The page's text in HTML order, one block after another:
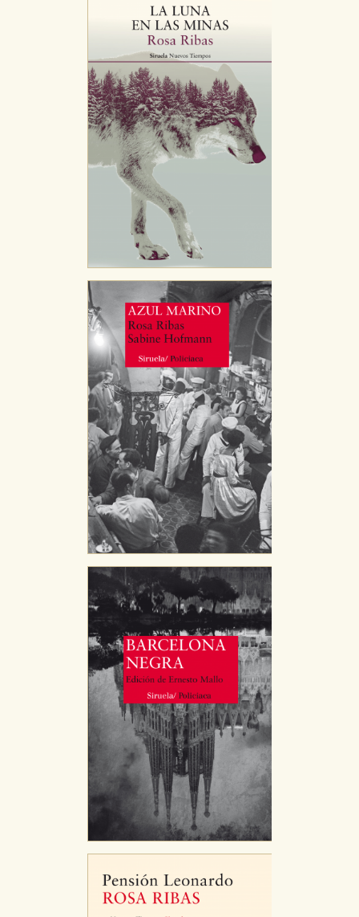
CONFIGURACIÓN DE COOKIES
HABILITAR TODO RECHAZAR TODO
Cookies necesarias
Estas cookies son necesarias para que nuestro sitio
web funcione y no es posible deshabilitarlas desde
nuestro sistema. Es posible hacerlo desde el
navegador, pero en ese caso es posible que algunas
áreas de nuestra web dejen de funcionar
Cookies de rendimiento y analíticas
Estas cookies se utilizan para mejorar su experiencia
de navegación y optimizar el funcionamiento de
nuestro sitio web. Almacenan configuraciones de
servicios para que no tenga que reconfigurarlos cada
vez que nos visita. La información es agregada y, por lo
tanto, es anónima.
Cookies de publicidad y redes sociales
Estas cookies son gestionadas por nuestros socios
publicitarios y se utilizan para mostrar publicidad
relevante para sus intereses en otros sitios. No
almacenan directamente información personal sino
que se basan en la identificación única de su
navegador y dispositivo de internet.
GUARDAR CONFIGURACIÓN